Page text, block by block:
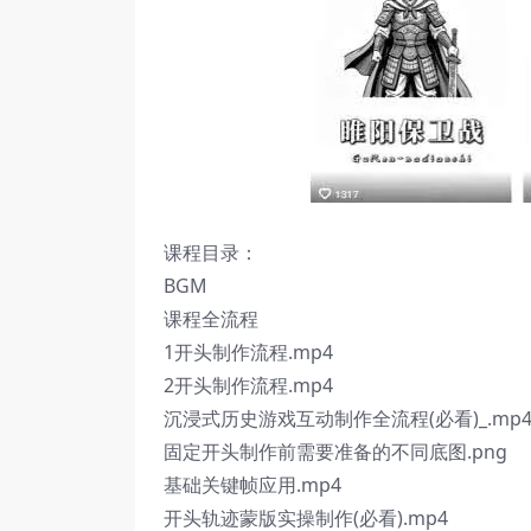
课程目录：
BGM
课程全流程
1开头制作流程.mp4
2开头制作流程.mp4
沉浸式历史游戏互动制作全流程(必看)_.mp4
固定开头制作前需要准备的不同底图.png
基础关键帧应用.mp4
开头轨迹蒙版实操制作(必看).mp4